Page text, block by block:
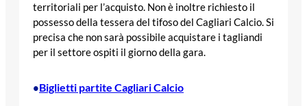
territoriali per l’acquisto. Non è inoltre richiesto il
possesso della tessera del tifoso del Cagliari Calcio. Si
precisa che non sarà possibile acquistare i tagliandi
per il settore ospiti il giorno della gara.
•Biglietti partite Cagliari Calcio